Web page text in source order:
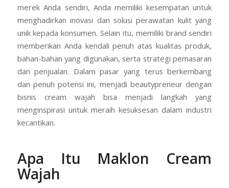
merek Anda sendiri, Anda memiliki kesempatan untuk
menghadirkan inovasi dan solusi perawatan kulit yang
unik kepada konsumen. Selain itu, memiliki brand sendiri
memberikan Anda kendali penuh atas kualitas produk,
bahan-bahan yang digunakan, serta strategi pemasaran
dan penjualan. Dalam pasar yang terus berkembang
dan penuh potensi ini, menjadi beautypreneur dengan
bisnis cream wajah bisa menjadi langkah yang
menginspirasi untuk meraih kesuksesan dalam industri
kecantikan.
Apa Itu Maklon Cream
Wajah